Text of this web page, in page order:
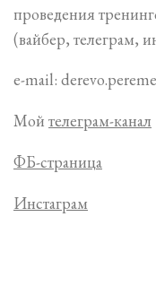
проведения
(вайбер, телеграм,
e-mail:
Мой телеграм-канал
ФБ-страница
Инстаграм